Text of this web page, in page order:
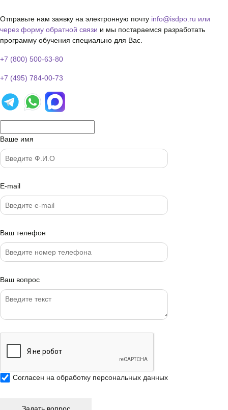
Отправьте нам заявку на электронную почту info@isdpo.ru или
через форму обратной связи и мы постараемся разработать
программу обучения специально для Вас.
+7 (800) 500-63-80
+7 (495) 784-00-73
Ваше имя
E-mail
Ваш телефон
Ваш вопрос
Согласен на обработку персональных данных